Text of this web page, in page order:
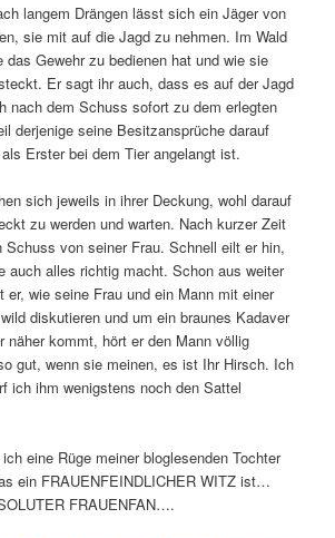
langem Drängen lässt sich ein Jäger von
sie mit auf die Jagd zu nehmen. Im Wald
das Gewehr zu bedienen hat und wie sie
Er sagt ihr auch, dass es auf der Jagd
nach dem Schuss sofort zu dem erlegten
derjenige seine Besitzansprüche darauf
Erster bei dem Tier angelangt ist.
sich jeweils in ihrer Deckung, wohl darauf
zu werden und warten. Nach kurzer Zeit
Schuss von seiner Frau. Schnell eilt er hin,
auch alles richtig macht. Schon aus weiter
er, wie seine Frau und ein Mann mit einer
diskutieren und um ein braunes Kadaver
näher kommt, hört er den Mann völlig
gut, wenn sie meinen, es ist Ihr Hirsch. Ich
ich ihm wenigstens noch den Sattel
eine Rüge meiner bloglesenden Tochter
ein FRAUENFEINDLICHER WITZ ist…
FRAUENFAN….